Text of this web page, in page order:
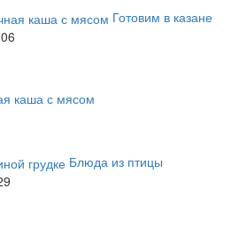
Готовим в казане
каша с мясом
Блюда из птицы